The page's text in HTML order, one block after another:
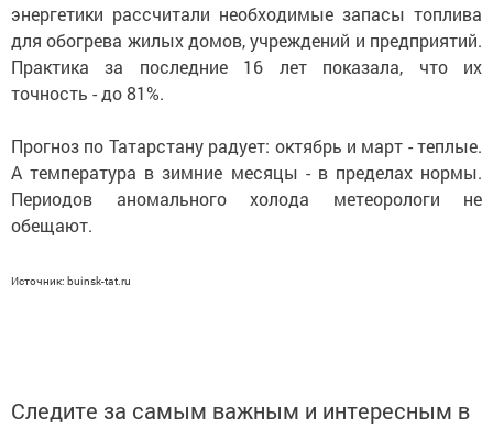
энергетики рассчитали необходимые запасы топлива
для обогрева жилых домов, учреждений и предприятий.
Практика за последние 16 лет показала, что их
точность - до 81%.
Прогноз по Татарстану радует: октябрь и март - теплые.
А температура в зимние месяцы - в пределах нормы.
Периодов аномального холода метеорологи не
обещают.
Источник: buinsk-tat.ru
Следите за самым важным и интересным в